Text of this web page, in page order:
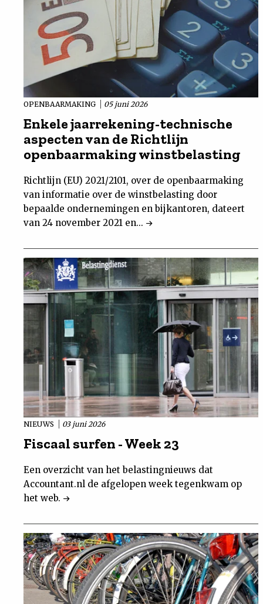
OPENBAARMAKING 05 juni 2026
Enkele jaarrekening-technische
aspecten van de Richtlijn
openbaarmaking winstbelasting
Richtlijn (EU) 2021/2101, over de openbaarmaking
van informatie over de winstbelasting door
bepaalde ondernemingen en bijkantoren, dateert
van 24 november 2021 en...
NIEUWS 03 juni 2026
Fiscaal surfen - Week 23
Een overzicht van het belastingnieuws dat
Accountant.nl de afgelopen week tegenkwam op
het web.